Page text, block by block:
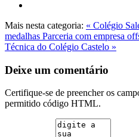
Mais nesta categoria: « Colégio
medalhas Parceria com empresa
Técnica do Colégio Castelo »
Deixe um comentário
Certifique-se de preencher os
permitido código HTML.